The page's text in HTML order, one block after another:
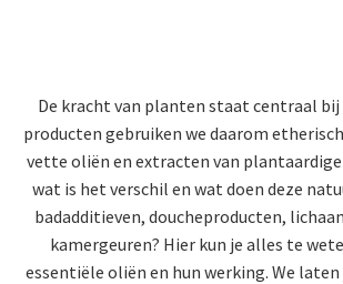
De kracht van planten staat centraal bij
producten gebruiken we daarom
vette oliën en extracten van
wat is het verschil en wat doen deze
badadditieven, doucheproducten,
kamergeuren? Hier kun je alles te
essentiële oliën en hun werking. We laten